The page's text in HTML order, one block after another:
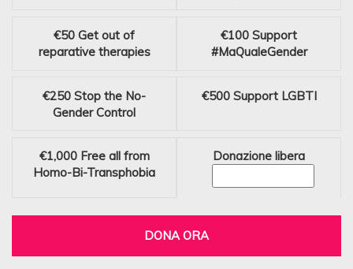
€50 Get out of
reparative therapies
€100 Support
#MaQualeGender
€250 Stop the No-
Gender Control
€500 Support LGBTI
€1,000 Free all from
Homo-Bi-Transphobia
Donazione libera
DONA ORA